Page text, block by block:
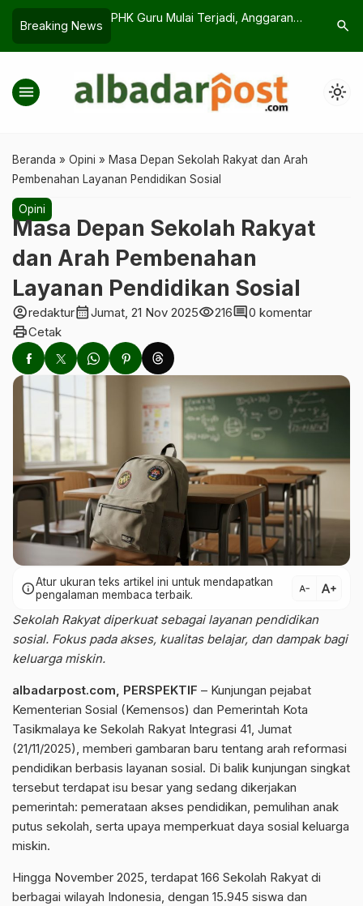
Breaking News
PHK Guru Mulai Terjadi, Anggaran
Bertanggung Jawab?
Geger!
search
menu light_mode
Beranda » Opini » Masa Depan Sekolah Rakyat dan Arah
Pembenahan Layanan Pendidikan Sosial
Opini
Masa Depan Sekolah Rakyat
dan Arah Pembenahan
Layanan Pendidikan Sosial
account_circleredakturcalendar_monthJumat, 21 Nov 2025visibility216comment0 komentar
printCetak
infoAtur ukuran teks artikel ini untuk mendapatkan
pengalaman membaca terbaik.
text_decrease text_increase
Sekolah Rakyat diperkuat sebagai layanan pendidikan
sosial. Fokus pada akses, kualitas belajar, dan dampak bagi
keluarga miskin.
albadarpost.com, PERSPEKTIF – Kunjungan pejabat
Kementerian Sosial (Kemensos) dan Pemerintah Kota
Tasikmalaya ke Sekolah Rakyat Integrasi 41, Jumat
(21/11/2025), memberi gambaran baru tentang arah reformasi
pendidikan berbasis layanan sosial. Di balik kunjungan singkat
tersebut terdapat isu besar yang sedang dikerjakan
pemerintah: pemerataan akses pendidikan, pemulihan anak
putus sekolah, serta upaya memperkuat daya sosial keluarga
miskin.
Hingga November 2025, terdapat 166 Sekolah Rakyat di
berbagai wilayah Indonesia, dengan 15.945 siswa dan